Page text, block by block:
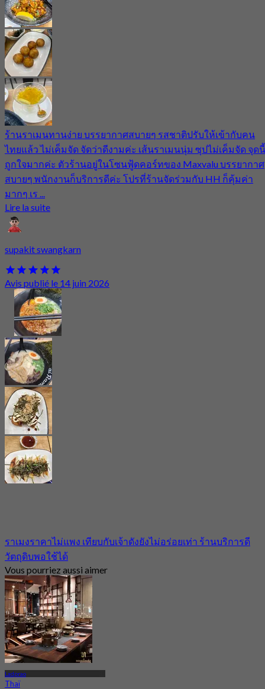
ร้านราเมนทานง่าย บรรยากาศสบายๆ รสชาติปรับให้เข้ากับคน
ไทยแล้ว ไม่เค็มจัด จัดว่าดีงามค่ะ เส้นราเมนนุ่ม ซุปไม่เค็มจัด จุดนี้
ถูกใจมากค่ะ ตัวร้านอยู่ในโซนฟู้ดคอร์ทของ Maxvalu บรรยากาศ
สบายๆ พนักงานก็บริการดีค่ะ โปรที่ร้านจัดร่วมกับ HH ก็คุ้มค่า
มากๆ เร ...
Lire la suite
supakit swangkarn
Avis publié le 14 juin 2026
ราเมงราคาไม่แพง เทียบกับเจ้าดังยังไม่อร่อยเท่า ร้านบริการดี
วัตถุดิบพอใช้ได้
Vous pourriez aussi aimer
Ladprao
Thaï